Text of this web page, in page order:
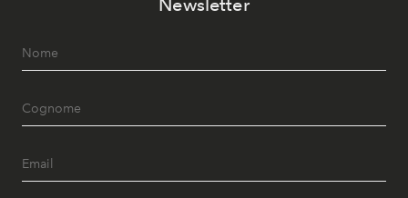
Newsletter